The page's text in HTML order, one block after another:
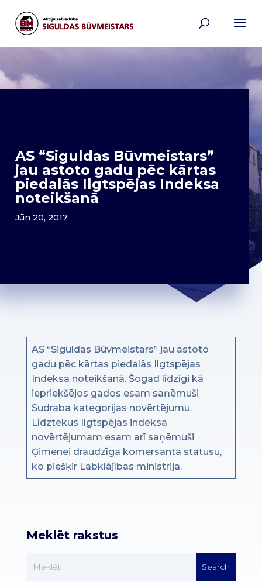
AS “Siguldas Būvmeistars”
jau astoto gadu pēc kārtas
piedalās Ilgtspējas Indeksa
noteikšanā
Jūn 20, 2017
AS “Siguldas Būvmeistars” jau astoto
gadu pēc kārtas piedalās Ilgtspējas
Indeksa noteikšanā. Šogad līdzīgi kā
iepriekšējos gados esam saņēmuši
Sudraba kategorijas novērtējumu.
Līdztekus Ilgtspējas indeksa
novērtējumam esam arī saņēmuši
Ģimenei draudzīga komersanta statusu,
ko piešķir Labklājības ministrija.
Meklēt rakstus